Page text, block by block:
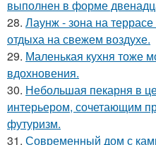
выполнен в форме
28. Лаунж - зона на
отдыха на свежем воздухе.
29. Маленькая кухня тоже
вдохновения.
30. Небольшая пекарня в
интерьером, сочетающим
футуризм.
31. Современный дом с